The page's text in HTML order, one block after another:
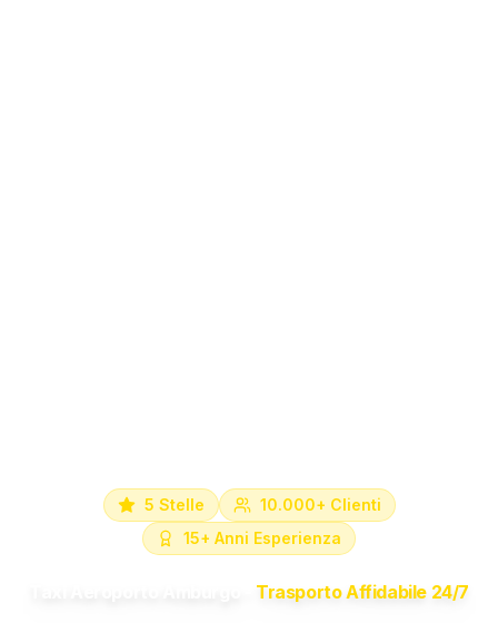
5 Stelle
10.000+ Clienti
15+ Anni Esperienza
Trasporto Affidabile 24/7